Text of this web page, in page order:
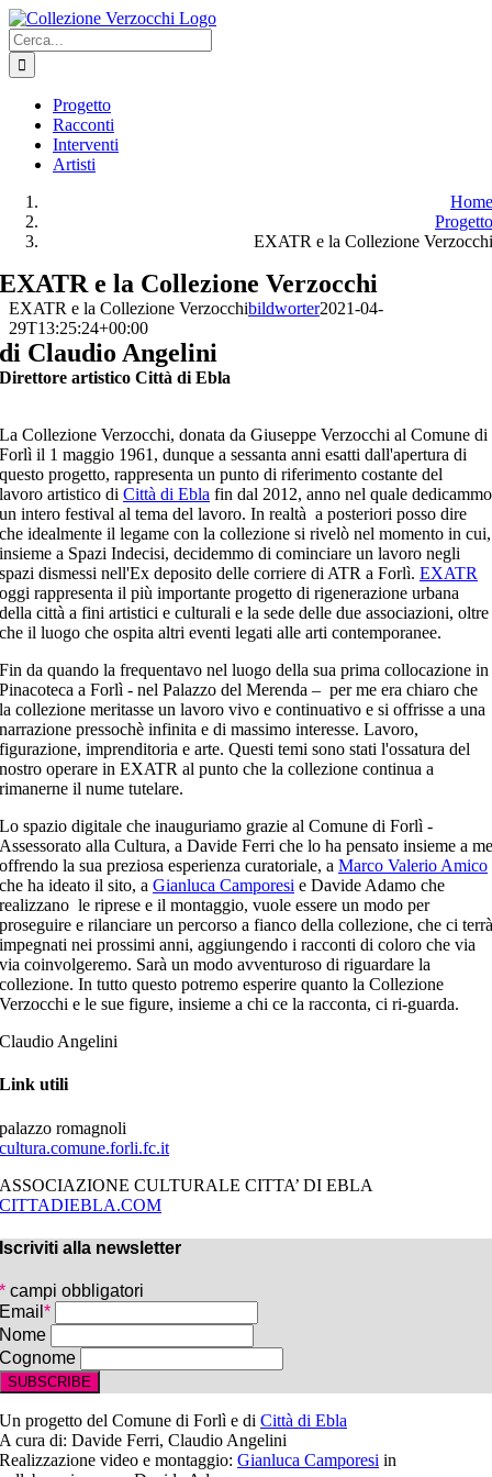
Salta
al
contenuto
Cerca
per:
Progetto
Racconti
Interventi
Artisti
Home
Progetto
EXATR e la Collezione Verzocchi
EXATR e la Collezione Verzocchi
EXATR e la Collezione Verzocchibildworter2021-04-
29T13:25:24+00:00
di Claudio Angelini
Direttore artistico Città di Ebla
La Collezione Verzocchi, donata da Giuseppe Verzocchi al Comune di
Forlì il 1 maggio 1961, dunque a sessanta anni esatti dall'apertura di
questo progetto, rappresenta un punto di riferimento costante del
lavoro artistico di Città di Ebla fin dal 2012, anno nel quale dedicammo
un intero festival al tema del lavoro. In realtà a posteriori posso dire
che idealmente il legame con la collezione si rivelò nel momento in cui,
insieme a Spazi Indecisi, decidemmo di cominciare un lavoro negli
spazi dismessi nell'Ex deposito delle corriere di ATR a Forlì. EXATR
oggi rappresenta il più importante progetto di rigenerazione urbana
della città a fini artistici e culturali e la sede delle due associazioni, oltre
che il luogo che ospita altri eventi legati alle arti contemporanee.
Fin da quando la frequentavo nel luogo della sua prima collocazione in
Pinacoteca a Forlì - nel Palazzo del Merenda – per me era chiaro che
la collezione meritasse un lavoro vivo e continuativo e si offrisse a una
narrazione pressochè infinita e di massimo interesse. Lavoro,
figurazione, imprenditoria e arte. Questi temi sono stati l'ossatura del
nostro operare in EXATR al punto che la collezione continua a
rimanerne il nume tutelare.
Lo spazio digitale che inauguriamo grazie al Comune di Forlì -
Assessorato alla Cultura, a Davide Ferri che lo ha pensato insieme a me
offrendo la sua preziosa esperienza curatoriale, a Marco Valerio Amico
che ha ideato il sito, a Gianluca Camporesi e Davide Adamo che
realizzano le riprese e il montaggio, vuole essere un modo per
proseguire e rilanciare un percorso a fianco della collezione, che ci terrà
impegnati nei prossimi anni, aggiungendo i racconti di coloro che via
via coinvolgeremo. Sarà un modo avventuroso di riguardare la
collezione. In tutto questo potremo esperire quanto la Collezione
Verzocchi e le sue figure, insieme a chi ce la racconta, ci ri-guarda.
Claudio Angelini
Link utili
palazzo romagnoli
cultura.comune.forli.fc.it
ASSOCIAZIONE CULTURALE CITTA’ DI EBLA
CITTADIEBLA.COM
Iscriviti alla newsletter
* campi obbligatori
Email *
Nome
Cognome
Un progetto del Comune di Forlì e di Città di Ebla
A cura di: Davide Ferri, Claudio Angelini
Realizzazione video e montaggio: Gianluca Camporesi in